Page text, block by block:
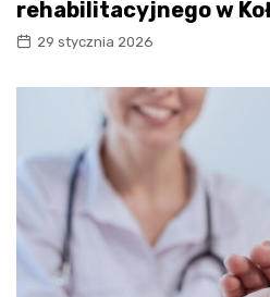
rehabilitacyjnego w
29 stycznia 2026